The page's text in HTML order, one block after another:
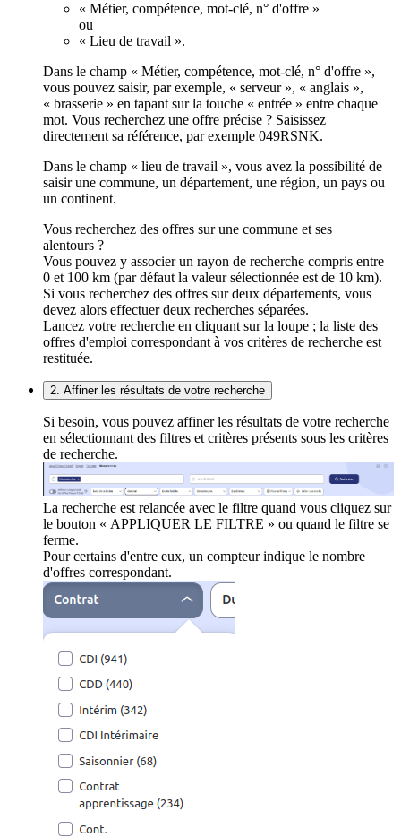
« Métier, compétence, mot-clé, n° d'offre »
ou
« Lieu de travail ».
Dans le champ « Métier, compétence, mot-clé, n° d'offre »,
vous pouvez saisir, par exemple, « serveur », « anglais »,
« brasserie » en tapant sur la touche « entrée » entre chaque
mot. Vous recherchez une offre précise ? Saisissez
directement sa référence, par exemple 049RSNK.
Dans le champ « lieu de travail », vous avez la possibilité de
saisir une commune, un département, une région, un pays ou
un continent.
Vous recherchez des offres sur une commune et ses
alentours ?
Vous pouvez y associer un rayon de recherche compris entre
0 et 100 km (par défaut la valeur sélectionnée est de 10 km).
Si vous recherchez des offres sur deux départements, vous
devez alors effectuer deux recherches séparées.
Lancez votre recherche en cliquant sur la loupe ; la liste des
offres d'emploi correspondant à vos critères de recherche est
restituée.
2. Affiner les résultats de votre recherche
Si besoin, vous pouvez affiner les résultats de votre recherche
en sélectionnant des filtres et critères présents sous les critères
de recherche.
La recherche est relancée avec le filtre quand vous cliquez sur
le bouton « APPLIQUER LE FILTRE » ou quand le filtre se
ferme.
Pour certains d'entre eux, un compteur indique le nombre
d'offres correspondant.